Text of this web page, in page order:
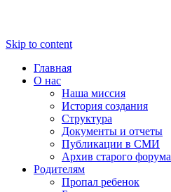
Skip to content
Главная
О нас
Наша миссия
История создания
Структура
Документы и отчеты
Публикации в СМИ
Архив старого форума
Родителям
Пропал ребенок